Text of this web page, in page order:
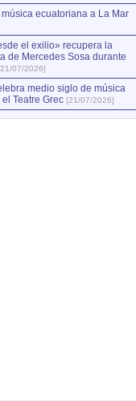
ecuatoriana a La Mar
el exilio» recupera la
de Mercedes Sosa durante
07/2026]
medio siglo de música
Teatre Grec [21/07/2026]